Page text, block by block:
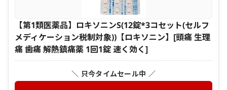
【第1類医薬品】ロキソニンS(12錠*3コセット(セルフ
メディケーション税制対象))【ロキソニン】[頭痛 生理
痛 歯痛 解熱鎮痛薬 1回1錠 速く効く]
＼ 只今タイムセール中 ／